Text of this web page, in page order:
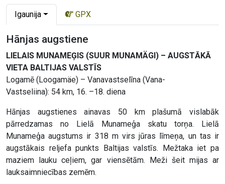
Igaunija GPX
Hānjas augstiene
LIELAIS MUNAMEĢIS (SUUR MUNAMÄGI) – AUGSTĀKĀ
VIETA BALTIJAS VALSTĪS
Logamē (Loogamäe) – Vanavastselīna (Vana-
Vastseliina): 54 km, 16. –18. diena
Hānjas augstienes ainavas 50 km plašumā vislabāk
pārredzamas no Lielā Munameģa skatu torņa. Lielā
Munameģa augstums ir 318 m virs jūras līmeņa, un tas ir
augstākais reljefa punkts Baltijas valstīs. Mežtaka iet pa
maziem lauku ceļiem, gar viensētām. Meži šeit mijas ar
lauksaimniecības zemēm.